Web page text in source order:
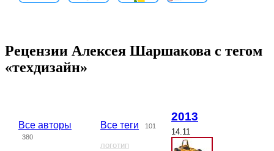
Рецензии Алексея Шаршакова с тегом
«техдизайн»
Все авторы
380
Все теги 101
логотип
2013
14.11